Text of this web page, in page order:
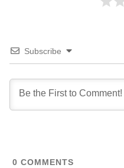
Subscribe
0 COMMENTS